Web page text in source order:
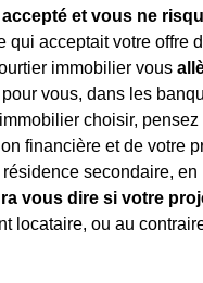
et vous ne
qui acceptait votre offre
immobilier vous
vous, dans les
choisir, pensez
financière et de votre
secondaire, en
vous dire si votre
locataire, ou au